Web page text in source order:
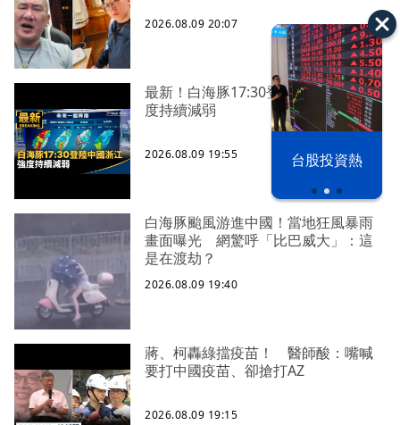
漢光42演習 台股投資熱
2026.08.09 20:07
最新！白海豚17:30登陸中國浙江 強
度持續減弱
2026.08.09 19:55
白海豚颱風游進中國！當地狂風暴雨
畫面曝光 網驚呼「比巴威大」：這
是在渡劫？
2026.08.09 19:40
蔣、柯轟綠擋疫苗！ 醫師酸：嘴喊
要打中國疫苗、卻搶打AZ
2026.08.09 19:15